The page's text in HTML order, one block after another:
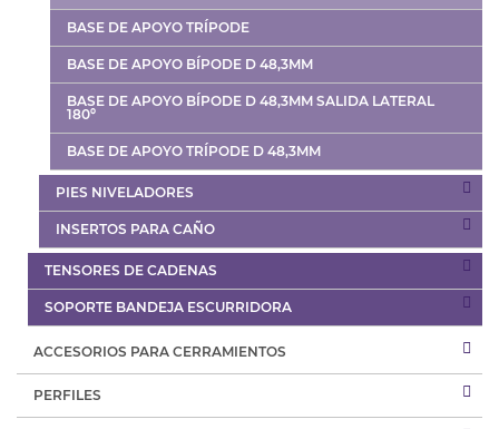
BASE DE APOYO TRÍPODE
BASE DE APOYO BÍPODE D 48,3MM
BASE DE APOYO BÍPODE D 48,3MM SALIDA LATERAL
180º
BASE DE APOYO TRÍPODE D 48,3MM
PIES NIVELADORES
INSERTOS PARA CAÑO
TENSORES DE CADENAS
SOPORTE BANDEJA ESCURRIDORA
ACCESORIOS PARA CERRAMIENTOS
PERFILES